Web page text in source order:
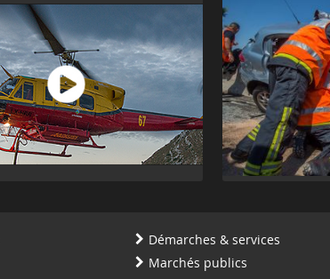
Démarches & services
Marchés publics